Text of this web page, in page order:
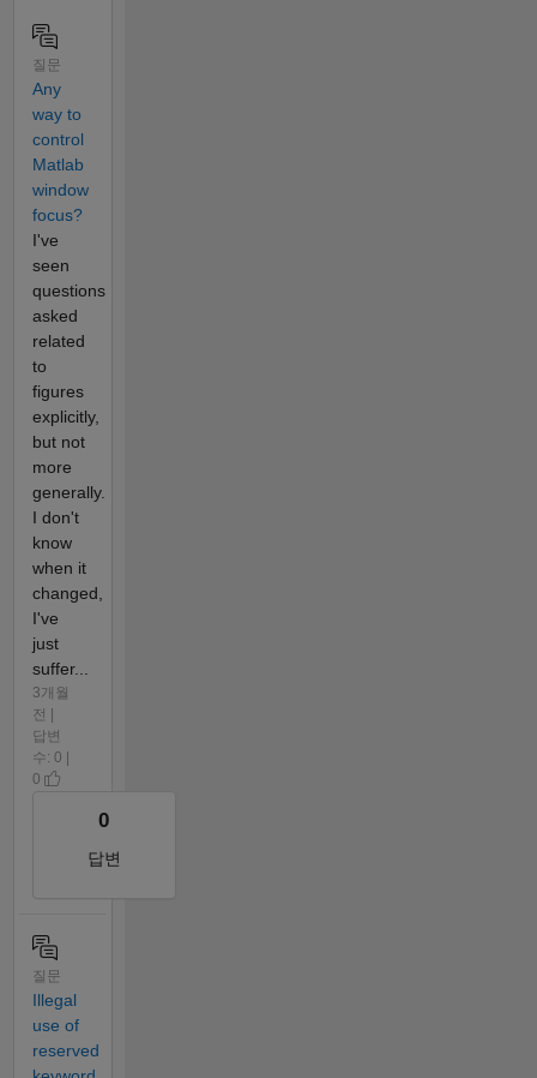
질문
Any
way to
control
Matlab
window
focus?
I've
seen
questions
asked
related
to
figures
explicitly,
but not
more
generally.
I don't
know
when it
changed,
I've
just
suffer...
3개월
전 |
답변
수: 0 |
0
0
답변
질문
Illegal
use of
reserved